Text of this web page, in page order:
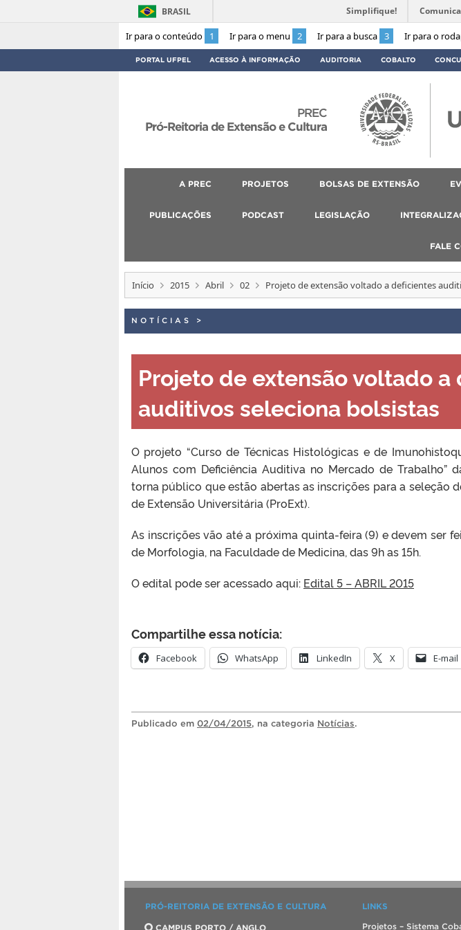
Ir para o conteúdo 1 Ir para o menu 2 Ir para a busca 3 Ir para o
BRASIL Simplifique!
PORTAL UFPEL ACESSO À INFORMAÇÃO AUDITORIA COBALTO
PREC
Pró-Reitoria de Extensão e Cultura
A PREC PROJETOS BOLSAS DE EXTENSÃO
PUBLICAÇÕES PODCAST LEGISLAÇÃO
FALE
Início 2015 Abril 02 Projeto de extensão voltado a deficientes
NOTÍCIAS >
Projeto de extensão voltado a
auditivos seleciona bolsistas
O projeto “Curso de Técnicas Histológicas e de
Alunos com Deficiência Auditiva no Mercado de Trabalho”
torna público que estão abertas as inscrições para a seleção
de Extensão Universitária (ProExt).
As inscrições vão até a próxima quinta-feira (9) e devem ser
de Morfologia, na Faculdade de Medicina, das 9h as 15h.
O edital pode ser acessado aqui: Edital 5 – ABRIL 2015
Compartilhe essa notícia:
Facebook WhatsApp LinkedIn X E-mail
Publicado em 02/04/2015, na categoria Notícias.
PRÓ-REITORIA DE EXTENSÃO E CULTURA
CAMPUS PORTO / ANGLO
LINKS
Projetos – Sistema